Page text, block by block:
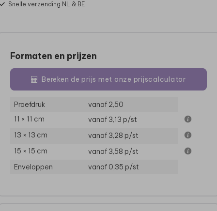
Snelle verzending NL & BE
Formaten en prijzen
Bereken de prijs met onze prijscalculator
Proefdruk
vanaf 2,50
11 × 11 cm
vanaf 3,13 p/st
13 × 13 cm
vanaf 3,28 p/st
15 × 15 cm
vanaf 3,58 p/st
Enveloppen
vanaf 0,35 p/st